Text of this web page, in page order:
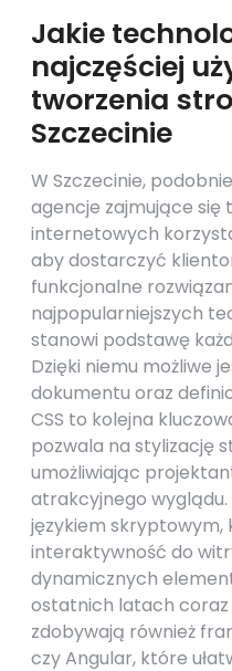
Jakie
najczęściej
tworzenia
Szczecinie
W Szczecinie,
agencje zajmujące się
internetowych
aby dostarczyć
funkcjonalne
najpopularniejszych
stanowi podstawę
Dzięki niemu możliwe
dokumentu oraz
CSS to kolejna
pozwala na stylizację
umożliwiając
atrakcyjnego
językiem skryptowym,
interaktywność do
dynamicznych
ostatnich latach
zdobywają również
czy Angular, które